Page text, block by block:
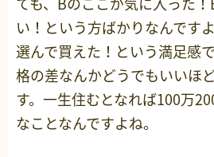
い！という方ばかりなんです
選んで買えた！という満足感
格の差なんかどうでもいいほ
す。一生住むとなれば100万
なことなんですよね。